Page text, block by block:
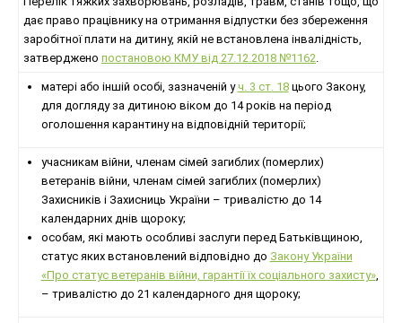
дає право працівнику на отримання відпустки без збереження
заробітної плати на дитину, якій не встановлена інвалідність,
затверджено постановою КМУ від 27.12.2018 №1162
матері або іншій особі, зазначеній уч. 3 ст. 18цього Закону,
для догляду за дитиною віком до 14 років на період
оголошення карантину на відповідній території;
учасникам війни, членам сімей загиблих (померлих)
ветеранів війни, членам сімей загиблих (померлих)
Захисників і Захисниць України – тривалістю до 14
календарних днів щороку;
особам, які мають особливі заслуги перед Батьківщиною,
статус яких встановлений відповідно до Закону України
«Про статус ветеранів війни, гарантії їх соціального захисту»,
– тривалістю до 21 календарного дня щороку;